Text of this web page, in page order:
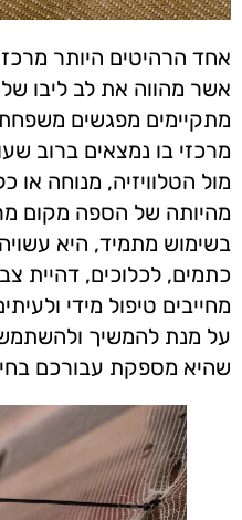
אחד הרהיטים היותר
אשר מהווה את לב ליבו
מתקיימים מפגשים
מרכזי בו נמצאים ברוב
מול הטלוויזיה, מנוחה
מהיותה של הספה מקום
בשימוש מתמיד, היא
כתמים, לכלוכים, דהיית
מחייבים טיפול מידי
על מנת להמשיך
שהיא מספקת עבורכם